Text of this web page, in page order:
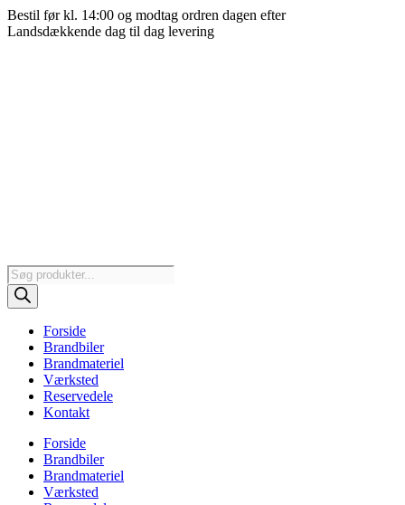
Videre
til
Bestil før kl. 14:00 og modtag ordren dagen efter
Landsdækkende dag til dag levering
Products
search
Forside
Brandbiler
Brandmateriel
Værksted
Reservedele
Kontakt
Forside
Brandbiler
Brandmateriel
Værksted